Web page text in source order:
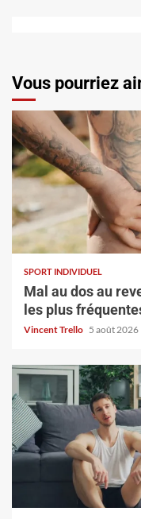
Vous pourriez
SPORT INDIVIDUEL
Mal au dos au
les plus
Vincent Trello 5 août 2026